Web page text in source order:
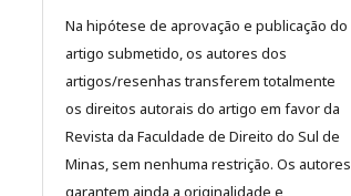
Na hipótese de aprovação e publicação do
artigo submetido, os autores dos
artigos/resenhas transferem totalmente
os direitos autorais do artigo em favor da
Revista da Faculdade de Direito do Sul de
Minas, sem nenhuma restrição. Os autores
garantem ainda a originalidade e